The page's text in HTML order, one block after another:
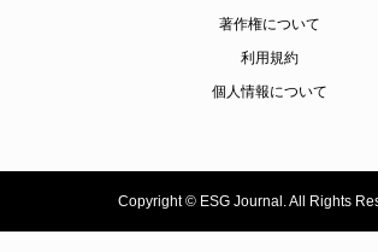
著作権について
利用規約
個人情報について
Copyright ©ESG Journal. All Rights